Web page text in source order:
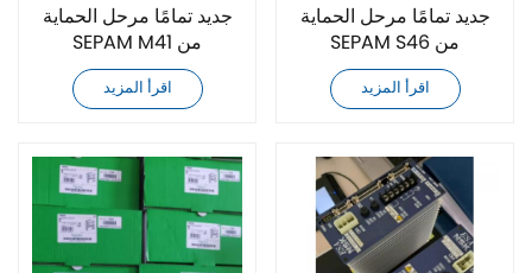
جديد تمامًا مرحل الحماية
SEPAM M41 من
Schneider
اقرأ المزيد
جديد تمامًا مرحل الحماية
SEPAM S46 من
Schneider
اقرأ المزيد